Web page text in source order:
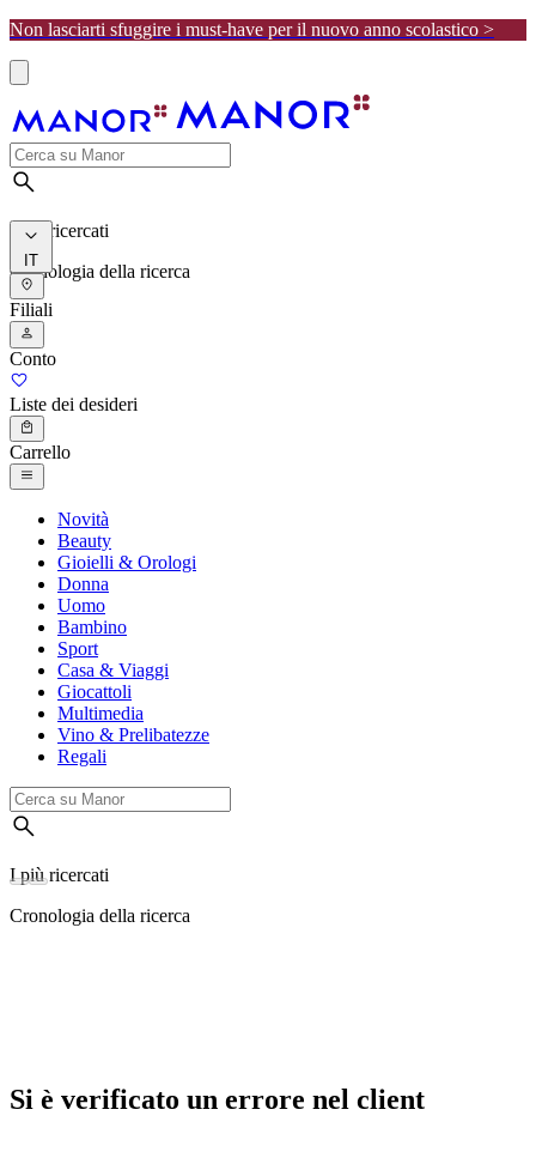
Non lasciarti sfuggire i must-have per il nuovo anno scolastico >
I più ricercati
Cronologia della ricerca
IT
Filiali
Conto
Liste dei desideri
Carrello
Novità
Beauty
Gioielli & Orologi
Donna
Uomo
Bambino
Sport
Casa & Viaggi
Giocattoli
Multimedia
Vino & Prelibatezze
Regali
I più ricercati
Cronologia della ricerca
Si è verificato un errore nel client